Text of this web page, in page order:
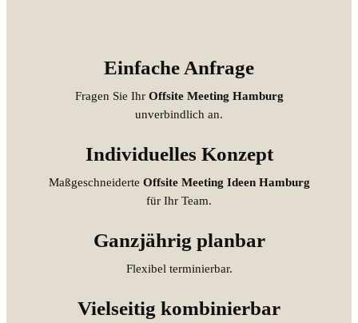
Einfache Anfrage
Fragen Sie Ihr Offsite Meeting Hamburg
unverbindlich an.
Individuelles Konzept
Maßgeschneiderte Offsite Meeting Ideen Hamburg
für Ihr Team.
Ganzjährig planbar
Flexibel terminierbar.
Vielseitig kombinierbar